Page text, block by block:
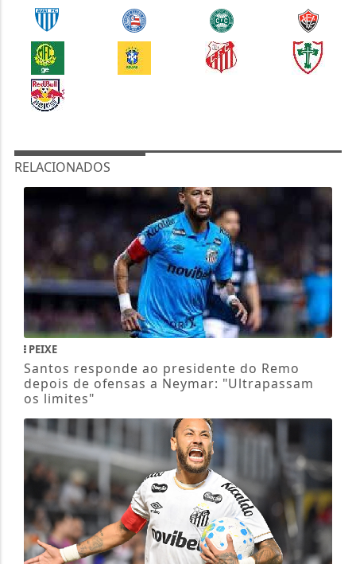
RELACIONADOS
PEIXE
Santos responde ao presidente do Remo
depois de ofensas a Neymar: "Ultrapassam
os limites"
PEIXE
Remo x Santos: Neymar vai chegar a Belém
no início da tarde de terça